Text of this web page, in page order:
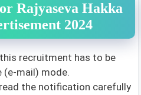
Rajyaseva Hakka
2024
recruitment has to be
(e-mail) mode.
the notification carefully